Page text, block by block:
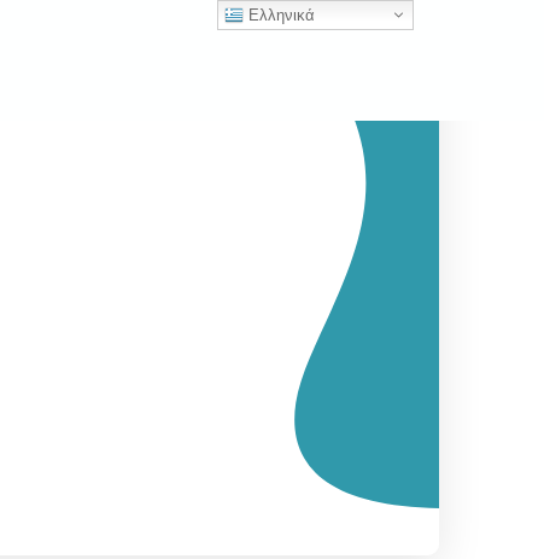
Ελληνικά